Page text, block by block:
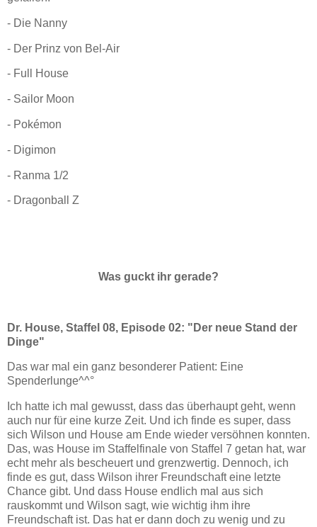
- Die Nanny
- Der Prinz von Bel-Air
- Full House
- Sailor Moon
- Pokémon
- Digimon
- Ranma 1/2
- Dragonball Z
Was guckt ihr gerade?
Dr. House, Staffel 08, Episode 02: "Der neue Stand der
Dinge"
Das war mal ein ganz besonderer Patient: Eine
Spenderlunge^^°
Ich hatte ich mal gewusst, dass das überhaupt geht, wenn
auch nur für eine kurze Zeit. Und ich finde es super, dass
sich Wilson und House am Ende wieder versöhnen konnten.
Das, was House im Staffelfinale von Staffel 7 getan hat, war
echt mehr als bescheuert und grenzwertig. Dennoch, ich
finde es gut, dass Wilson ihrer Freundschaft eine letzte
Chance gibt. Und dass House endlich mal aus sich
rauskommt und Wilson sagt, wie wichtig ihm ihre
Freundschaft ist. Das hat er dann doch zu wenig und zu